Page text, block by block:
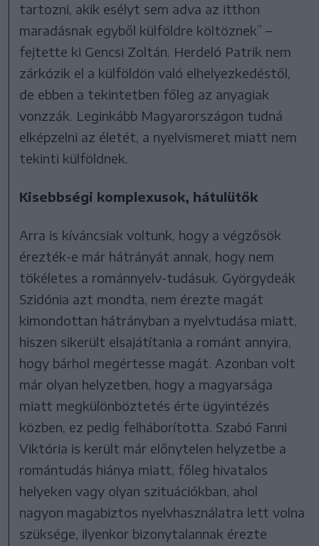
tartozni, akik esélyt sem adva az itthon
maradásnak egyből külföldre költöznek” –
fejtette ki Gencsi Zoltán. Herdeló Patrik nem
zárkózik el a külföldön való elhelyezkedéstől,
de ebben a tekintetben főleg az anyagiak
vonzzák. Leginkább Magyarországon tudná
elképzelni az életét, a nyelvismeret miatt nem
tekinti külföldnek.
Kisebbségi komplexusok, hátulütők
Arra is kíváncsiak voltunk, hogy a végzősök
érezték-e már hátrányát annak, hogy nem
tökéletes a románnyelv-tudásuk. Györgydeák
Szidónia azt mondta, nem érezte magát
kimondottan hátrányban a nyelvtudása miatt,
hiszen sikerült elsajátítania a románt annyira,
hogy bárhol megértesse magát. Azonban volt
már olyan helyzetben, hogy a magyarsága
miatt megkülönböztetés érte ügyintézés
közben, ez pedig felháborította. Szabó Fanni
Viktória is került már előnytelen helyzetbe a
romántudás hiánya miatt, főleg hivatalos
helyeken vagy olyan szituációkban, ahol
nagyon magabiztos nyelvhasználatra lett volna
szüksége, ilyenkor bizonytalannak érezte